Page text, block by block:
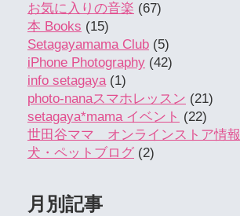
お気に入りの音楽 (67)
本 Books (15)
Setagayamama Club (5)
iPhone Photography (42)
info setagaya(1)
photo-nanaスマホレッスン (21)
setagaya*mama イベント (22)
世田谷ママ オンラインストア情報
犬・ペットブログ (2)
月別記事